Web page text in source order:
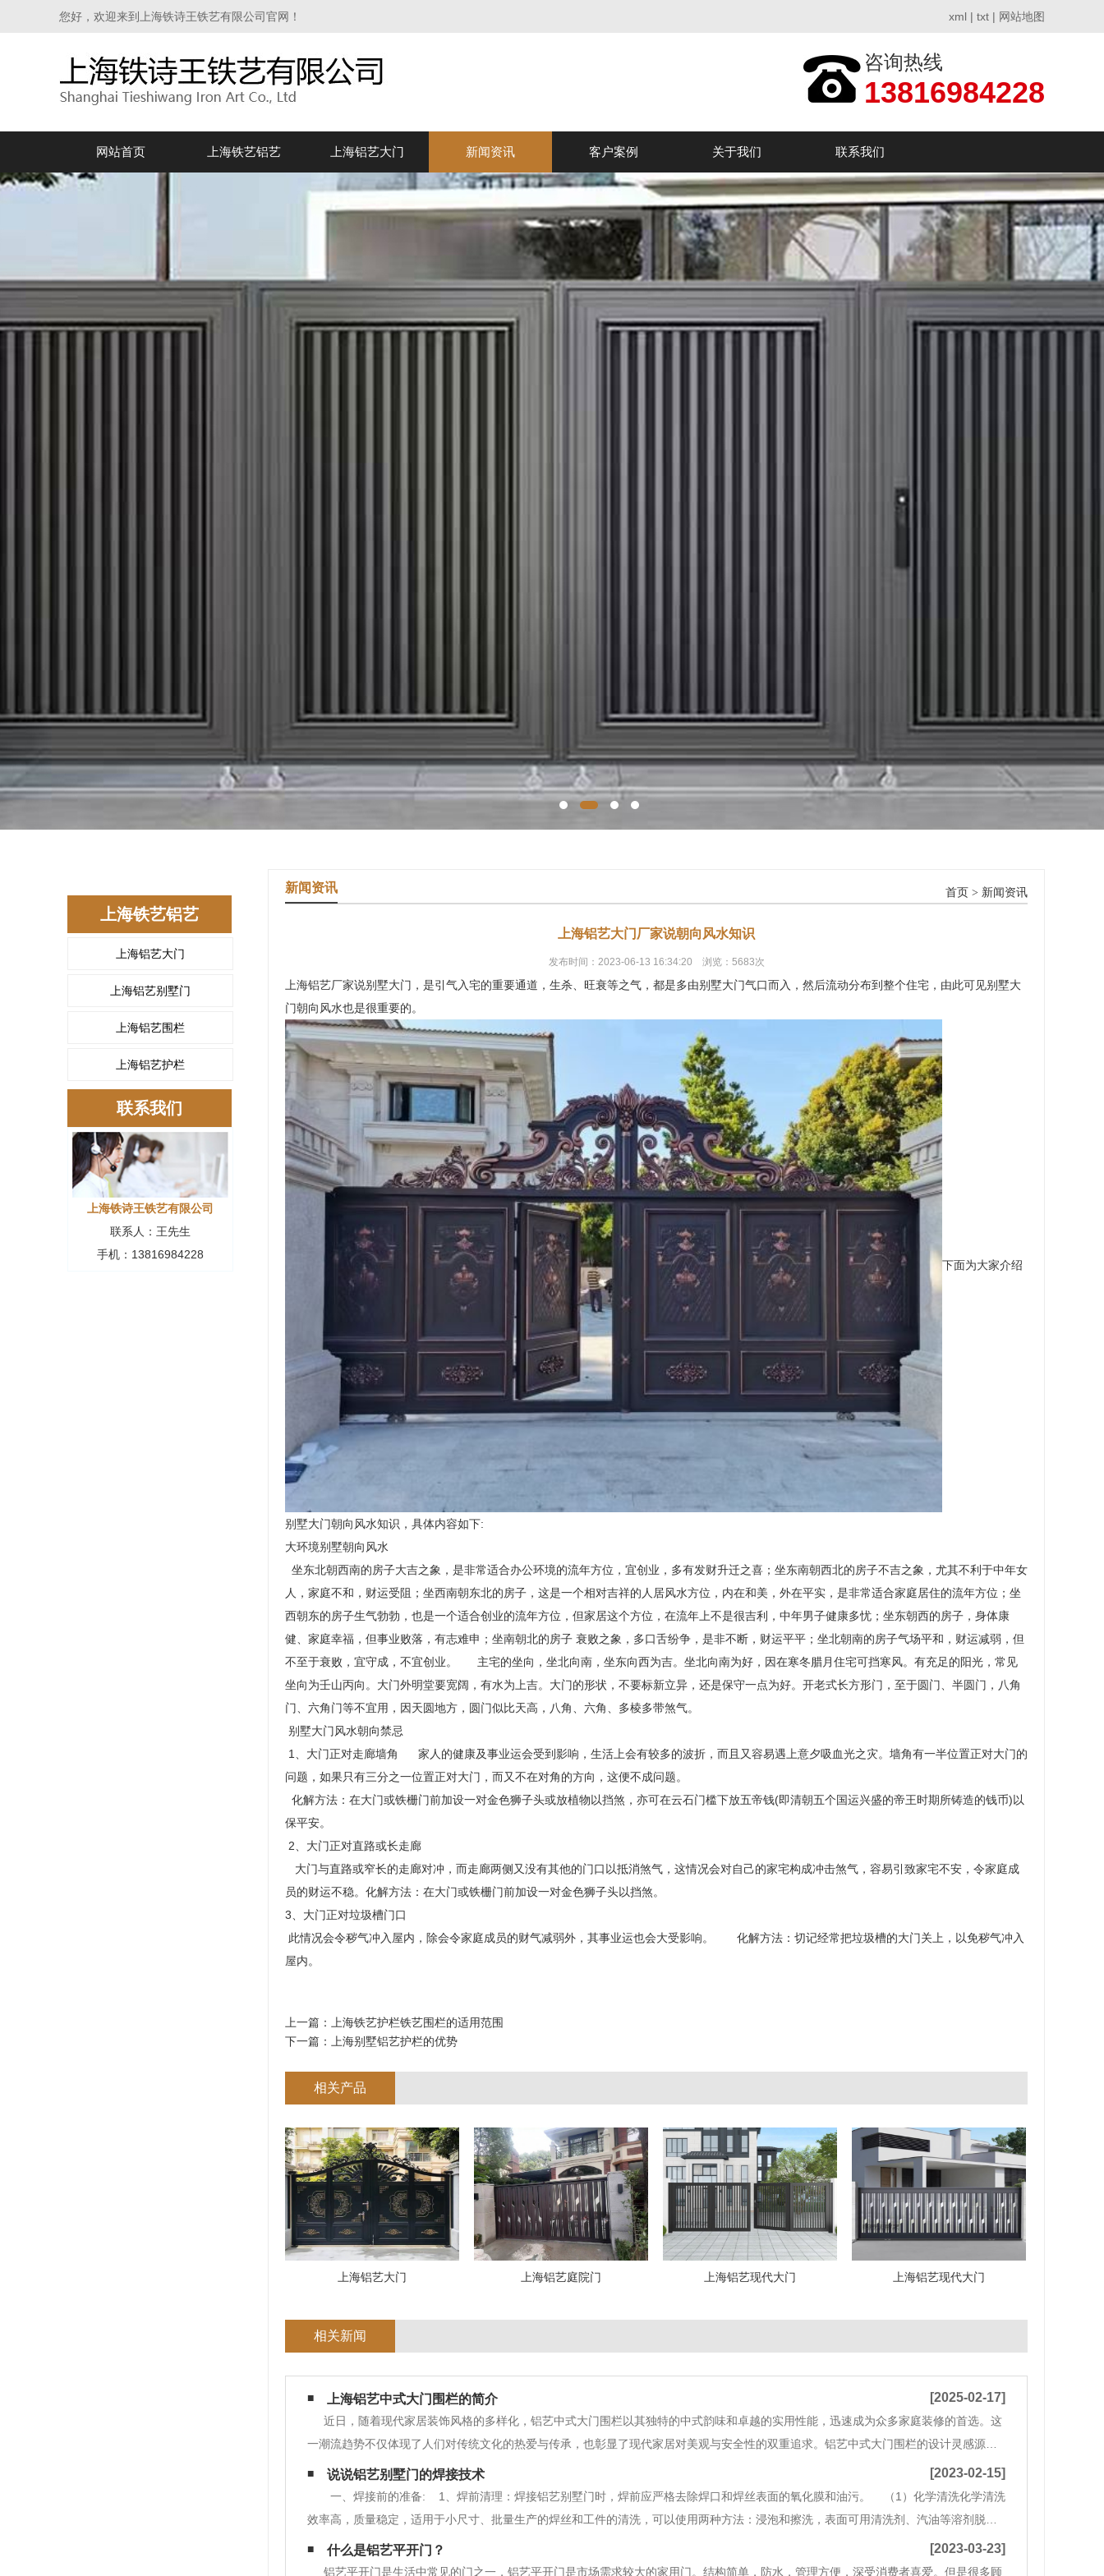
您好，欢迎来到上海铁诗王铁艺有限公司官网！ xml | txt | 网站地图
咨询热线
13816984228
网站首页 上海铁艺铝艺 上海铝艺大门 新闻资讯 客户案例 关于我们 联系我们
上海铁艺铝艺
上海铝艺大门
上海铝艺别墅门
上海铝艺围栏
上海铝艺护栏
联系我们
上海铁诗王铁艺有限公司
联系人：王先生
手机：13816984228
新闻资讯 首页 > 新闻资讯
上海铝艺大门厂家说朝向风水知识
发布时间：2023-06-13 16:34:20 浏览：5683次
上海铝艺厂家说别墅大门，是引气入宅的重要通道，生杀、旺衰等之气，都是多由别墅大门气口而入，然后流动分布到整个住宅，由此可见别墅大
门朝向风水也是很重要的。
下面为大家介绍
别墅大门朝向风水知识，具体内容如下:
大环境别墅朝向风水
坐东北朝西南的房子大吉之象，是非常适合办公环境的流年方位，宜创业，多有发财升迁之喜；坐东南朝西北的房子不吉之象，尤其不利于中年女
人，家庭不和，财运受阻；坐西南朝东北的房子，这是一个相对吉祥的人居风水方位，内在和美，外在平实，是非常适合家庭居住的流年方位；坐
西朝东的房子生气勃勃，也是一个适合创业的流年方位，但家居这个方位，在流年上不是很吉利，中年男子健康多忧；坐东朝西的房子，身体康
健、家庭幸福，但事业败落，有志难申；坐南朝北的房子 衰败之象，多口舌纷争，是非不断，财运平平；坐北朝南的房子气场平和，财运减弱，但
不至于衰败，宜守成，不宜创业。 主宅的坐向，坐北向南，坐东向西为吉。坐北向南为好，因在寒冬腊月住宅可挡寒风。有充足的阳光，常见
坐向为壬山丙向。大门外明堂要宽阔，有水为上吉。大门的形状，不要标新立异，还是保守一点为好。开老式长方形门，至于圆门、半圆门，八角
门、六角门等不宜用，因天圆地方，圆门似比天高，八角、六角、多棱多带煞气。
别墅大门风水朝向禁忌
1、大门正对走廊墙角 家人的健康及事业运会受到影响，生活上会有较多的波折，而且又容易遇上意夕吸血光之灾。墙角有一半位置正对大门的
问题，如果只有三分之一位置正对大门，而又不在对角的方向，这便不成问题。
化解方法：在大门或铁栅门前加设一对金色狮子头或放植物以挡煞，亦可在云石门槛下放五帝钱(即清朝五个国运兴盛的帝王时期所铸造的钱币)以
保平安。
2、大门正对直路或长走廊
大门与直路或窄长的走廊对冲，而走廊两侧又没有其他的门口以抵消煞气，这情况会对自己的家宅构成冲击煞气，容易引致家宅不安，令家庭成
员的财运不稳。化解方法：在大门或铁栅门前加设一对金色狮子头以挡煞。
3、大门正对垃圾槽门口
此情况会令秽气冲入屋内，除会令家庭成员的财气减弱外，其事业运也会大受影响。 化解方法：切记经常把垃圾槽的大门关上，以免秽气冲入
屋内。
上一篇：
上海铁艺护栏铁艺围栏的适用范围
下一篇：
上海别墅铝艺护栏的优势
相关产品
上海铝艺大门 上海铝艺庭院门 上海铝艺现代大门 上海铝艺现代大门
相关新闻
上海铝艺中式大门围栏的简介 [2025-02-17]
近日，随着现代家居装饰风格的多样化，铝艺中式大门围栏以其独特的中式韵味和卓越的实用性能，迅速成为众多家庭装修的首选。这
一潮流趋势不仅体现了人们对传统文化的热爱与传承，也彰显了现代家居对美观与安全性的双重追求。铝艺中式大门围栏的设计灵感源自
中国传统建筑风格，结合了现代审美与实用需求，打造出既古典又时尚的门栏装饰。其精致的雕刻工艺和丰富的图案选择，如龙凤呈祥、
花开富贵等，不仅为家居增添了一份浓厚的文化
说说铝艺别墅门的焊接技术 [2023-02-15]
一、焊接前的准备: 1、焊前清理：焊接铝艺别墅门时，焊前应严格去除焊口和焊丝表面的氧化膜和油污。 （1）化学清洗化学清洗
效率高，质量稳定，适用于小尺寸、批量生产的焊丝和工件的清洗，可以使用两种方法：浸泡和擦洗，表面可用清洗剂、汽油等溶剂脱
脂，用5%～10%的NaOH溶液在40℃～70℃下洗涤3 min～7 min，用流动水洗涤，然后
什么是铝艺平开门​？ [2023-03-23]
铝艺平开门是生活中常见的门之一，铝艺平开门是市场需求较大的家用门。结构简单，防水，管理方便，深受消费者喜爱。但是很多顾